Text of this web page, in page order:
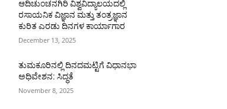
ಆದಿಚುಂಚನಗಿರಿ ವಿಶ್ವವಿದ್ಯಾಲಯದಲ್ಲಿ
ರಸಾಯನಿಕ ವಿಜ್ಞಾನ ಮತ್ತು ತಂತ್ರಜ್ಞಾನ
ಕುರಿತ ಎರಡು ದಿನಗಳ ಕಾರ್ಯಾಗಾರ
December 13, 2025
ತುಮಕೂರಿನಲ್ಲಿ ದಿನದಮಟ್ಟಿಗೆ ವಿಧಾನಭಾ
ಅಧಿವೇಶನ: ಸಿದ್ಧತೆ
November 8, 2025